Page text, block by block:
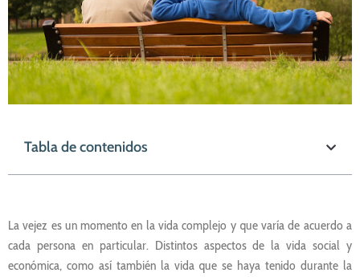
Tabla de contenidos
La vejez es un momento en la vida complejo y que varía de acuerdo a
cada persona en particular. Distintos aspectos de la vida social y
económica, como así también la vida que se haya tenido durante la